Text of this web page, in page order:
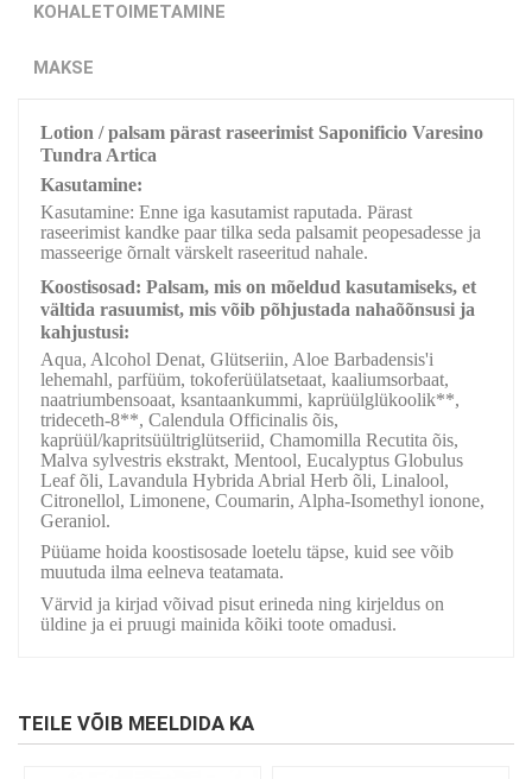
KOHALETOIMETAMINE
MAKSE
Lotion / palsam pärast raseerimist Saponificio Varesino
Tundra Artica
Kasutamine:
Kasutamine: Enne iga kasutamist raputada. Pärast
raseerimist kandke paar tilka seda palsamit peopesadesse ja
masseerige õrnalt värskelt raseeritud nahale.
Koostisosad: Palsam, mis on mõeldud kasutamiseks, et
vältida rasuumist, mis võib põhjustada nahaõõnsusi ja
kahjustusi:
Aqua, Alcohol Denat, Glütseriin, Aloe Barbadensis'i
lehemahl, parfüüm, tokoferüülatsetaat, kaaliumsorbaat,
naatriumbensoaat, ksantaankummi, kaprüülglükoolik**,
trideceth-8**, Calendula Officinalis õis,
kaprüül/kapritsüültriglütseriid, Chamomilla Recutita õis,
Malva sylvestris ekstrakt, Mentool, Eucalyptus Globulus
Leaf õli, Lavandula Hybrida Abrial Herb õli, Linalool,
Citronellol, Limonene, Coumarin, Alpha-Isomethyl ionone,
Geraniol.
Püüame hoida koostisosade loetelu täpse, kuid see võib
muutuda ilma eelneva teatamata.
Värvid ja kirjad võivad pisut erineda ning kirjeldus on
üldine ja ei pruugi mainida kõiki toote omadusi.
TEILE VÕIB MEELDIDA KA